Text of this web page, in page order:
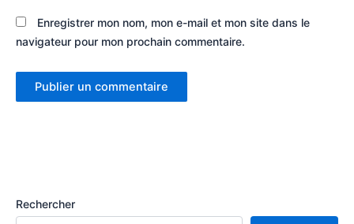
Enregistrer mon nom, mon e-mail et mon site dans le
navigateur pour mon prochain commentaire.
Rechercher